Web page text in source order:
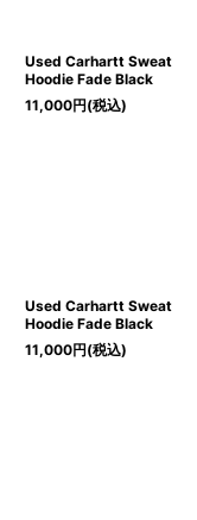
Used Carhartt Sweat
Hoodie Fade Black
11,000円(税込)
Used Carhartt Sweat
Hoodie Fade Black
11,000円(税込)